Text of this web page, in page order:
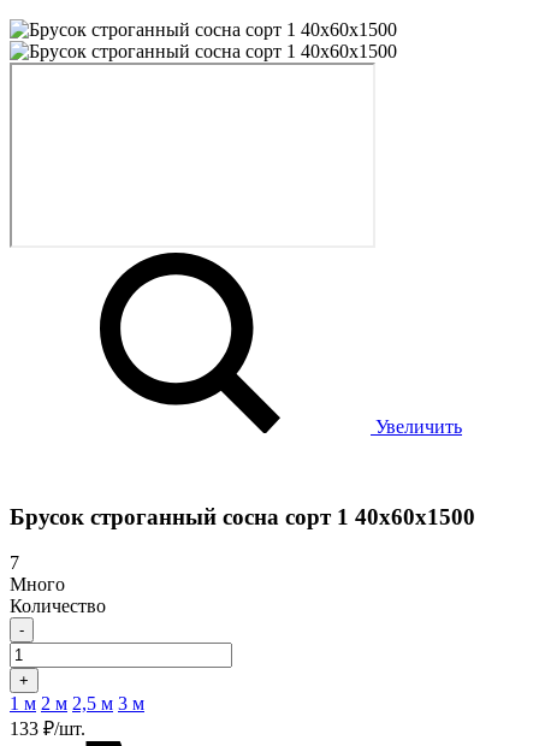
Увеличить
Брусок строганный сосна сорт 1 40х60х1500
7
Много
Количество
-
+
1 м 2 м 2,5 м 3 м
133 ₽/шт.